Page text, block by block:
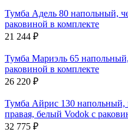
Тумба Адель 80 напольный,
раковиной в комплекте
21 244 ₽
Тумба Мариэль 65
раковиной в комплекте
26 220 ₽
Тумба Айрис 130 напольный,
правая, белый Vodok с
32 775 ₽